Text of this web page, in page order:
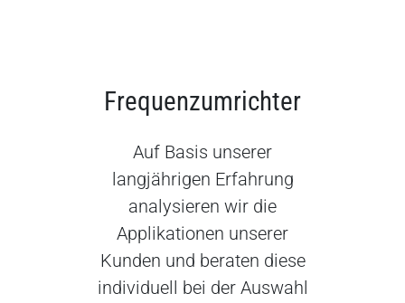
Frequenzumrichter
Auf Basis unserer
langjährigen Erfahrung
analysieren wir die
Applikationen unserer
Kunden und beraten diese
individuell bei der Auswahl